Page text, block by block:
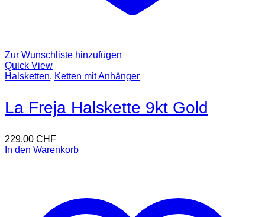
Zur Wunschliste hinzufügen
Quick View
Halsketten, Ketten mit Anhänger
La Freja Halskette 9kt Gold
229,00 CHF
In den Warenkorb